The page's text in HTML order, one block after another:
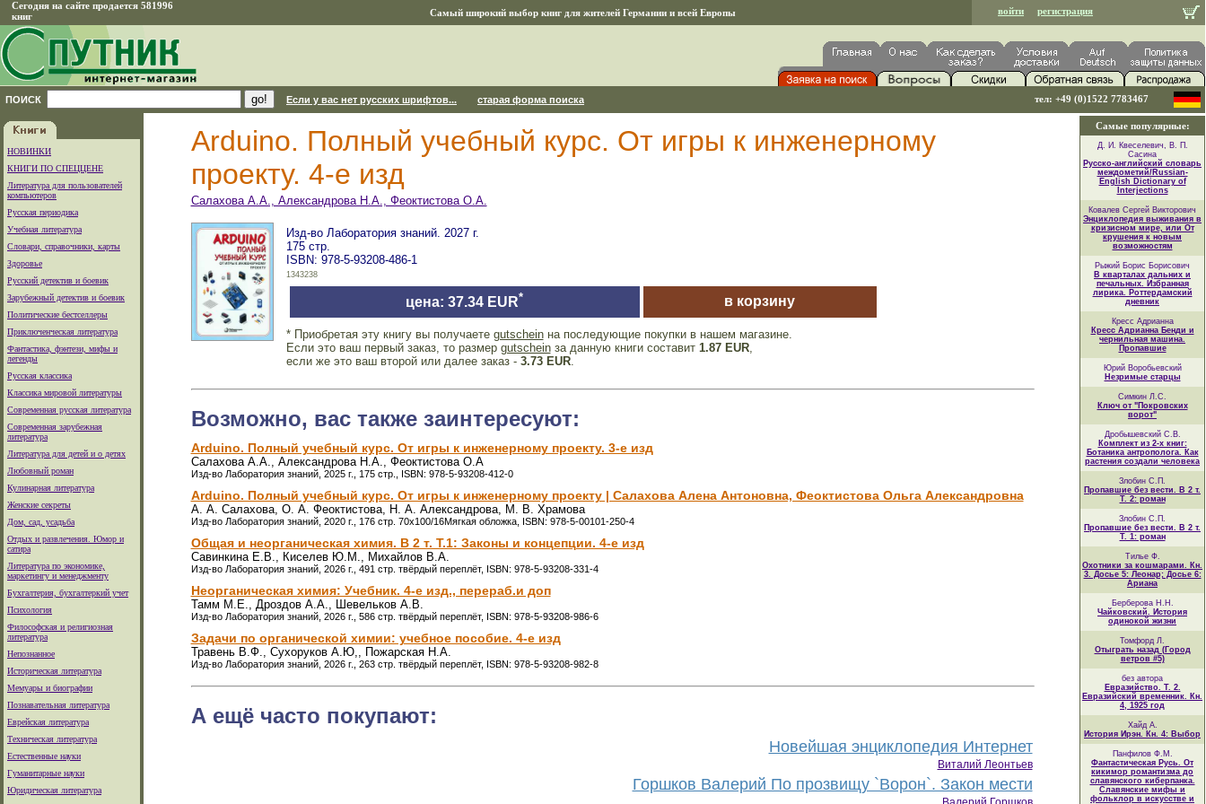
Сегодня на сайте продается 581996
книг
Самый широкий выбор книг для жителей Германии и всей Европы войти регистрация
ПОИСК Если у вас нет русских шрифтов... старая форма поиска тел: +49 (0)1522 7783467
НОВИНКИ
КНИГИ ПО СПЕЦЦЕНЕ
Литература для пользователей
компьютеров
Русская периодика
Учебная литература
Словари, справочники, карты
Здоровье
Русский детектив и боевик
Зарубежный детектив и боевик
Политические бестселлеры
Приключенческая литература
Фантастика, фэнтези, мифы и
легенды
Русская классика
Классика мировой литературы
Современная русская литература
Современная зарубежная
литература
Литература для детей и о детях
Любовный роман
Кулинарная литература
Женские секреты
Дом, сад, усадьба
Отдых и развлечения. Юмор и
сатира
Литература по экономике,
маркетингу и менеджменту
Бухгалтерия, бухгалтеркий учет
Психология
Философская и религиозная
литература
Непознанное
Историческая литература
Мемуары и биографии
Познавательная литература
Еврейская литература
Техническая литература
Естественные науки
Гуманитарные науки
Юридическая литература
Arduino. Полный учебный курс. От игры к инженерному
проекту. 4-е изд
Салахова А.А., Александрова Н.А., Феоктистова О.А.
Изд-во Лаборатория знаний. 2027 г.
175 стр.
ISBN: 978-5-93208-486-1
1343238
цена: 37.34 EUR* в корзину
* Приобретая эту книгу вы получаете gutscheinна последующие покупки в нашем магазине.
Если это ваш первый заказ, то размер gutscheinза данную книги составит 1.87 EUR,
если же это ваш второй или далее заказ - 3.73 EUR.
Возможно, вас также заинтересуют:
Arduino. Полный учебный курс. От игры к инженерному проекту. 3-е изд
Салахова А.А., Александрова Н.А., Феоктистова О.А
Изд-во Лаборатория знаний, 2025 г., 175 стр., ISBN: 978-5-93208-412-0
Arduino. Полный учебный курс. От игры к инженерному проекту | Салахова Алена Антоновна, Феоктистова Ольга Александровна
А. А. Салахова, О. А. Феоктистова, Н. А. Александрова, М. В. Храмова
Изд-во Лаборатория знаний, 2020 г., 176 стр. 70x100/16Мягкая обложка, ISBN: 978-5-00101-250-4
Общая и неорганическая химия. В 2 т. Т.1: Законы и концепции. 4-е изд
Савинкина Е.В., Киселев Ю.М., Михайлов В.А.
Изд-во Лаборатория знаний, 2026 г., 491 стр. твёрдый переплёт, ISBN: 978-5-93208-331-4
Неорганическая химия: Учебник. 4-е изд., перераб.и доп
Тамм М.Е., Дроздов А.А., Шевельков А.В.
Изд-во Лаборатория знаний, 2026 г., 586 стр. твёрдый переплёт, ISBN: 978-5-93208-986-6
Задачи по органической химии: учебное пособие. 4-е изд
Травень В.Ф., Сухоруков А.Ю,, Пожарская Н.А.
Изд-во Лаборатория знаний, 2026 г., 263 стр. твёрдый переплёт, ISBN: 978-5-93208-982-8
А ещё часто покупают:
Новейшая энциклопедия Интернет
Виталий Леонтьев
Горшков Валерий По прозвищу `Ворон`. Закон мести
Самые популярные:
Д. И. Квеселевич, В. П.
Сасина
Русско-английский словарь
междометий/Russian-
English Dictionary of
Interjections
Ковалев Сергей Викторович
Энциклопедия выживания в
кризисном мире, или От
крушения к новым
возможностям
Рыжий Борис Борисович
В кварталах дальних и
печальных. Избранная
лирика. Роттердамский
дневник
Кресс Адрианна
Кресс Адрианна Бенди и
чернильная машина.
Пропавшие
Юрий Воробьевский
Незримые старцы
Симкин Л.С.
Ключ от "Покровских
ворот"
Дробышевский С.В.
Комплект из 2-х книг:
Ботаника антрополога. Как
растения создали человека
Злобин С.П.
Пропавшие без вести. В 2 т.
Т. 2: роман
Злобин С.П.
Пропавшие без вести. В 2 т.
Т. 1: роман
Тилье Ф.
Охотники за кошмарами. Кн.
3. Досье 5: Леонар; Досье 6:
Ариана
Берберова Н.Н.
Чайковский. История
одинокой жизни
Томфорд Л.
Отыграть назад (Город
ветров #5)
без автора
Евразийство. Т. 2.
Евразийский временник. Кн.
4, 1925 год
Хайд А.
История Ирэн. Кн. 4: Выбор
Панфилов Ф.М.
Фантастическая Русь. От
кикимор романтизма до
славянского киберпанка.
Славянские мифы и
фольклор в искусстве и